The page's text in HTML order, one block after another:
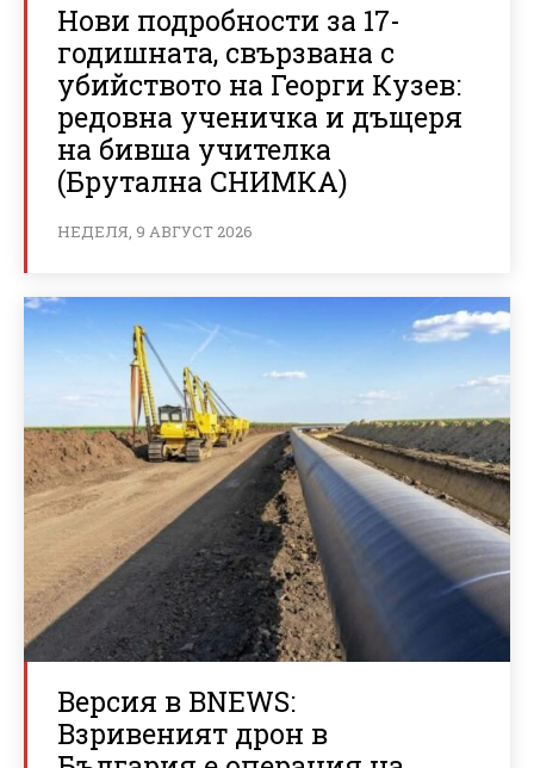
Нови подробности за 17-
годишната, свързвана с
убийството на Георги Кузев:
редовна ученичка и дъщеря
на бивша учителка
(Брутална СНИМКА)
НЕДЕЛЯ, 9 АВГУСТ 2026
Версия в BNEWS:
Взривеният дрон в